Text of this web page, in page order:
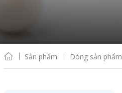
Sản phẩm Dòng sản phẩm